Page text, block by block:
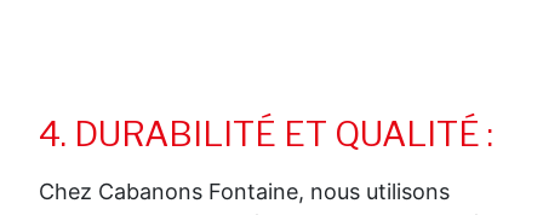
4. DURABILITÉ ET QUALITÉ :
Chez Cabanons Fontaine, nous utilisons